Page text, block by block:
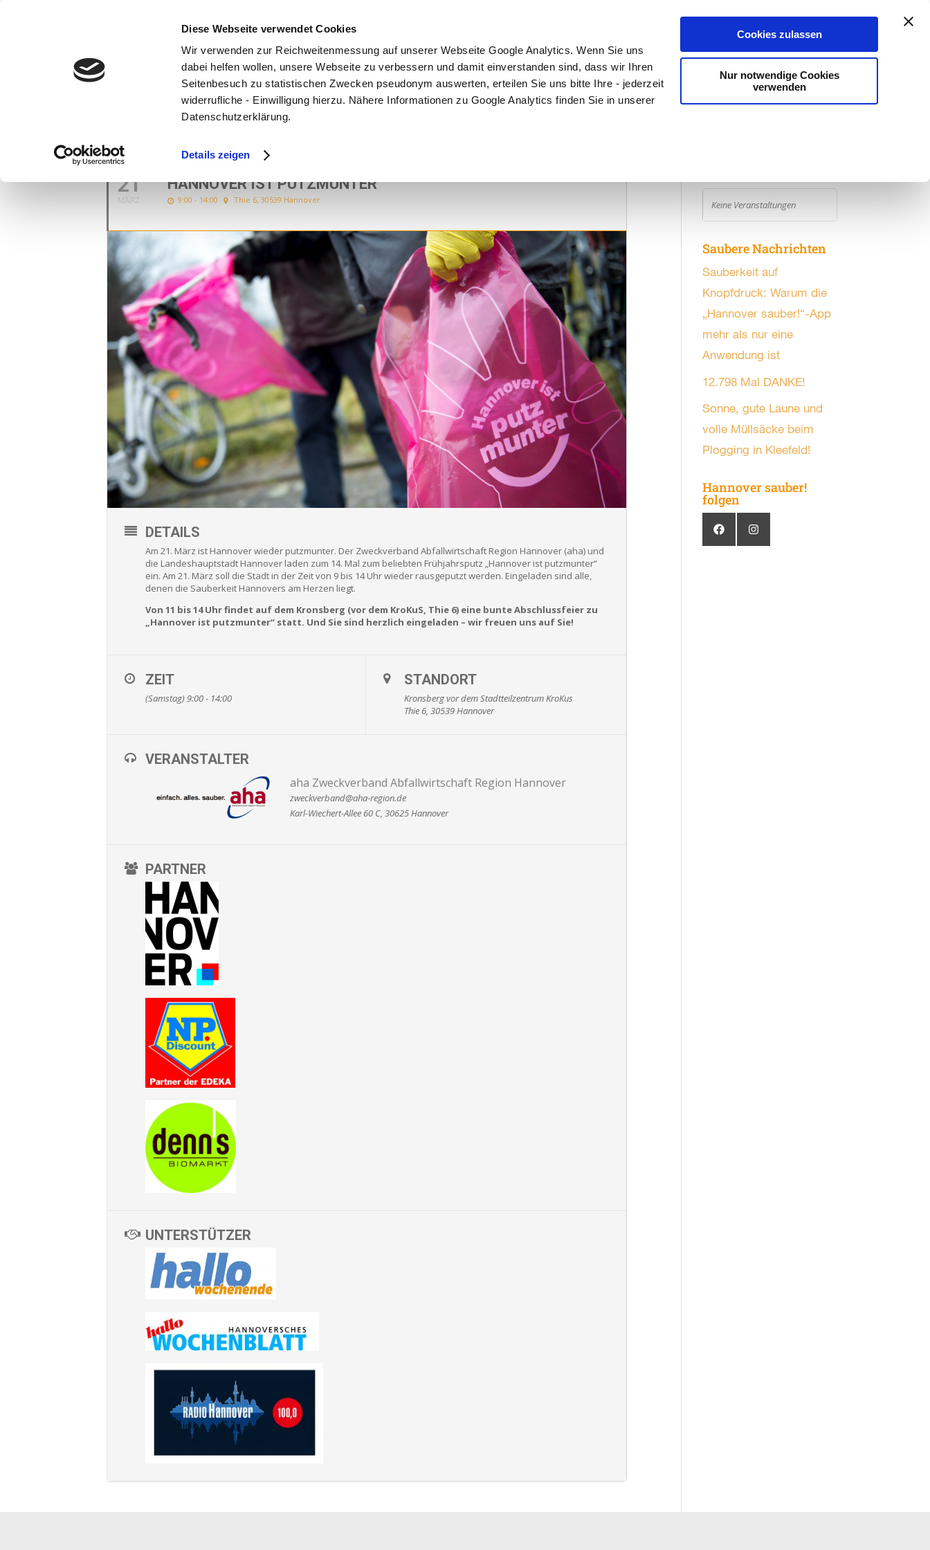
Diese Webseite verwendet Cookies
Wir verwenden zur Reichweitenmessung auf unserer Webseite Google Analytics. Wenn Sie uns
dabei helfen wollen, unsere Webseite zu verbessern und damit einverstanden sind, dass wir Ihren
Seitenbesuch zu statistischen Zwecken pseudonym auswerten, erteilen Sie uns bitte Ihre - jederzeit
widerrufliche - Einwilligung hierzu. Nähere Informationen zu Google Analytics finden Sie in unserer
Datenschutzerklärung.
Details zeigen
Cookies zulassen
Nur notwendige Cookies
verwenden
Mitmachen #kannweg Stadtreinigung
MÄRZ, 2020
21
MÄRZ
HANNOVER IST PUTZMUNTER
9:00 - 14:00 Thie 6, 30539 Hannover
DETAILS
Am 21. März ist Hannover wieder putzmunter. Der Zweckverband Abfallwirtschaft Region Hannover (aha) und
die Landeshauptstadt Hannover laden zum 14. Mal zum beliebten Frühjahrsputz „Hannover ist putzmunter“
ein. Am 21. März soll die Stadt in der Zeit von 9 bis 14 Uhr wieder rausgeputzt werden. Eingeladen sind alle,
denen die Sauberkeit Hannovers am Herzen liegt.
Von 11 bis 14 Uhr findet auf dem Kronsberg (vor dem KroKuS, Thie 6) eine bunte Abschlussfeier zu
„Hannover ist putzmunter“ statt. Und Sie sind herzlich eingeladen – wir freuen uns auf Sie!
ZEIT
(Samstag) 9:00 - 14:00
STANDORT
Kronsberg vor dem Stadtteilzentrum KroKus
Thie 6, 30539 Hannover
VERANSTALTER
aha Zweckverband Abfallwirtschaft Region Hannover
zweckverband@aha-region.de
Karl-Wiechert-Allee 60 C, 30625 Hannover
PARTNER
UNTERSTÜTZER
Keine Veranstaltungen
Saubere Nachrichten
Sauberkeit auf
Knopfdruck: Warum die
„Hannover sauber!“-App
mehr als nur eine
Anwendung ist
12.798 Mal DANKE!
Sonne, gute Laune und
volle Müllsäcke beim
Plogging in Kleefeld!
Hannover sauber!
folgen